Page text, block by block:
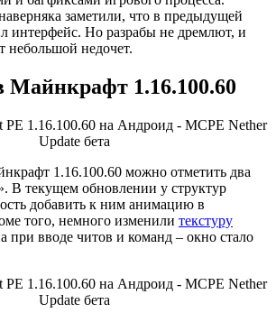
заметили, что в предыдущей
интерфейс. Но разрабы не дремлют, и
небольшой недочет.
Майнкрафт 1.16.100.60
1.16.100.60 можно отметить два
В текущем обновлении у структур
добавить к ним анимацию в
того, немного изменили текстуру
вводе читов и команд – окно стало